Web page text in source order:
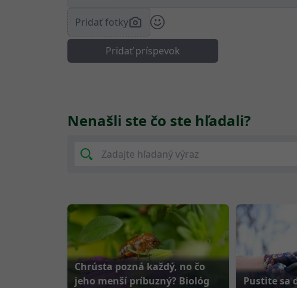
Pridať fotky
Pridať príspevok
Nenašli ste čo ste hľadali?
Chrústa pozná každý, no čo
jeho menší príbuzný? Biológ
Pustite sa